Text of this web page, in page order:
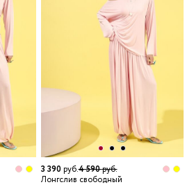
3 390руб.4 590руб.
Лонгслив свободный